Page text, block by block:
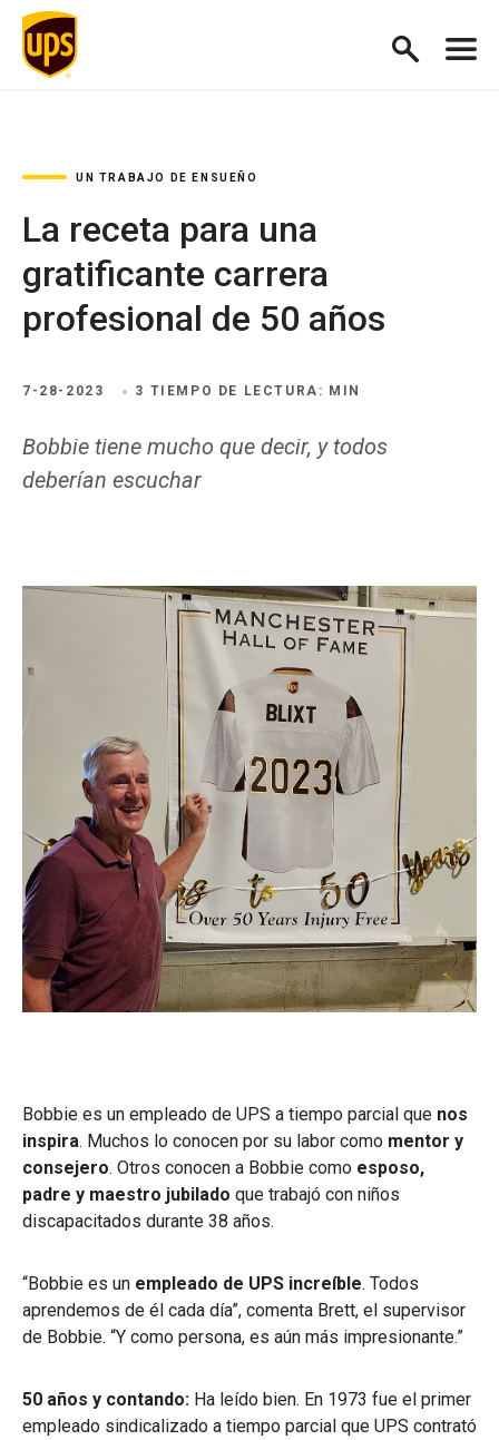
UN TRABAJO DE ENSUEÑO
La receta para una
gratificante carrera
profesional de 50 años
7-28-2023 3 TIEMPO DE LECTURA: MIN
Bobbie tiene mucho que decir, y todos
deberían escuchar
Bobbie es un empleado de UPS a tiempo parcial que nos
inspira. Muchos lo conocen por su labor como mentor y
consejero. Otros conocen a Bobbie como esposo,
padre y maestro jubilado que trabajó con niños
discapacitados durante 38 años.
“Bobbie es un empleado de UPS increíble. Todos
aprendemos de él cada día”, comenta Brett, el supervisor
de Bobbie. “Y como persona, es aún más impresionante.”
50 años y contando: Ha leído bien. En 1973 fue el primer
empleado sindicalizado a tiempo parcial que UPS contrató